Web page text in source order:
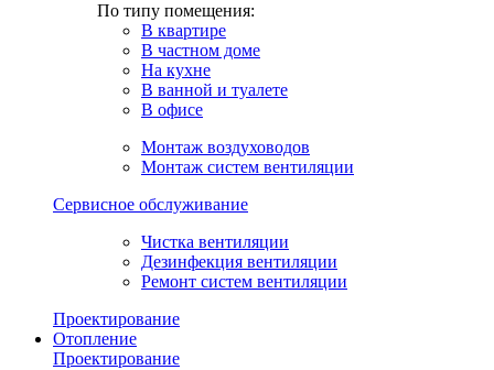
По типу помещения:
В квартире
В частном доме
На кухне
В ванной и туалете
В офисе
Монтаж воздуховодов
Монтаж систем вентиляции
Сервисное обслуживание
Чистка вентиляции
Дезинфекция вентиляции
Ремонт систем вентиляции
Проектирование
Отопление
Проектирование